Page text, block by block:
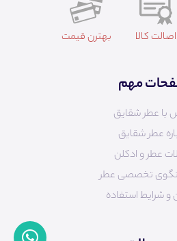
اصالت کالا بهترن قیمت
مهم
با عطر شقایق
عطر شقایق
عطر و ادکلن
تخصصی عطر
و شرایط استفاده